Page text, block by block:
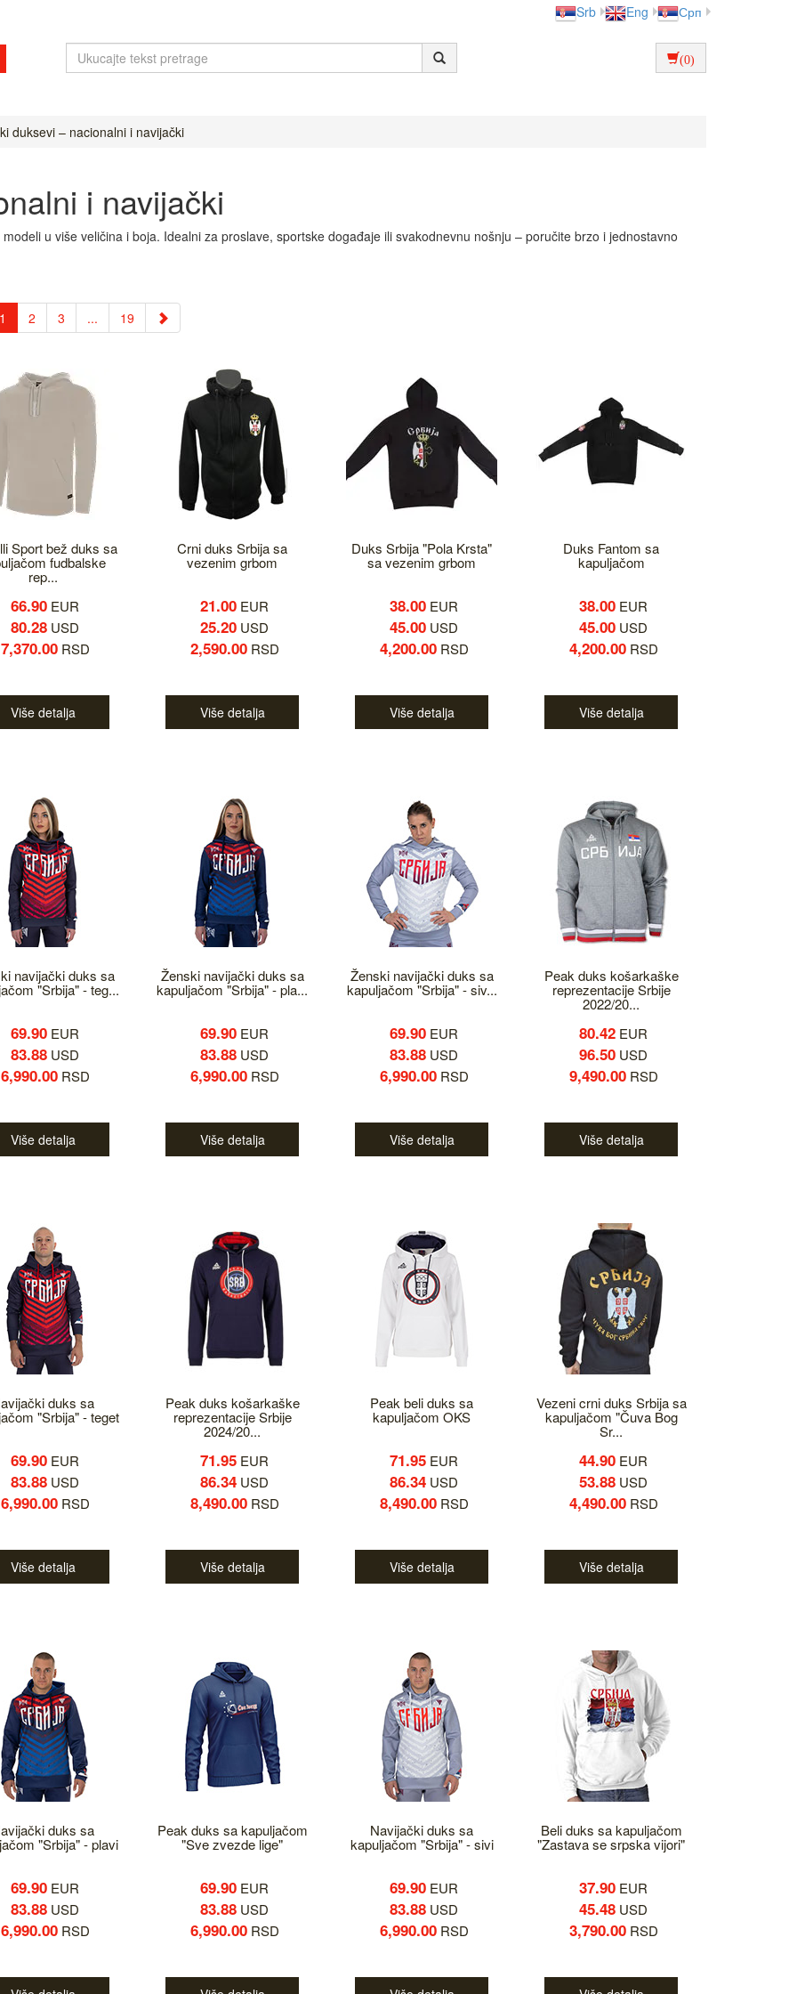
Srb Eng Срп
(0)
duksevi – nacionalni i navijački
i navijački
u više veličina i boja. Idealni za proslave, sportske događaje ili svakodnevnu nošnju – poručite brzo i jednostavno
1 2 3 ... 19
Sport bež duks sa
fudbalske
rep...
66.90 EUR
80.28 USD
7,370.00RSD
Više detalja
Crni duks Srbija sa
vezenim grbom
21.00 EUR
25.20 USD
2,590.00RSD
Više detalja
Duks Srbija "Pola Krsta"
sa vezenim grbom
38.00 EUR
45.00 USD
4,200.00RSD
Više detalja
Duks Fantom sa
kapuljačom
38.00 EUR
45.00 USD
4,200.00RSD
Više detalja
navijački duks sa
"Srbija" - teg...
69.90 EUR
83.88 USD
6,990.00RSD
Više detalja
Ženski navijački duks sa
kapuljačom "Srbija" - pla...
69.90 EUR
83.88 USD
6,990.00RSD
Više detalja
Ženski navijački duks sa
kapuljačom "Srbija" - siv...
69.90 EUR
83.88 USD
6,990.00RSD
Više detalja
Peak duks košarkaške
reprezentacije Srbije
2022/20...
80.42 EUR
96.50 USD
9,490.00RSD
Više detalja
duks sa
"Srbija" - teget
69.90 EUR
83.88 USD
6,990.00RSD
Više detalja
Peak duks košarkaške
reprezentacije Srbije
2024/20...
71.95 EUR
86.34 USD
8,490.00RSD
Više detalja
Peak beli duks sa
kapuljačom OKS
71.95 EUR
86.34 USD
8,490.00RSD
Više detalja
Vezeni crni duks Srbija sa
kapuljačom "Čuva Bog
Sr...
44.90 EUR
53.88 USD
4,490.00RSD
Više detalja
duks sa
"Srbija" - plavi
69.90 EUR
83.88 USD
6,990.00RSD
Peak duks sa kapuljačom
"Sve zvezde lige"
69.90 EUR
83.88 USD
6,990.00RSD
Navijački duks sa
kapuljačom "Srbija" - sivi
69.90 EUR
83.88 USD
6,990.00RSD
Beli duks sa kapuljačom
"Zastava se srpska vijori"
37.90 EUR
45.48 USD
3,790.00RSD